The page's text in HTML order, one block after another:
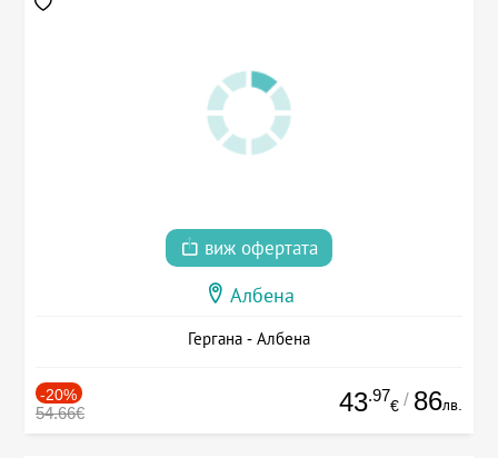
виж офертата
Албена
Гергана - Албена
-20%
54.66€ 43.97
€ / 86лв.